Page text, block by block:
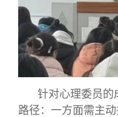
针对心理委员的
路径：一方面需主